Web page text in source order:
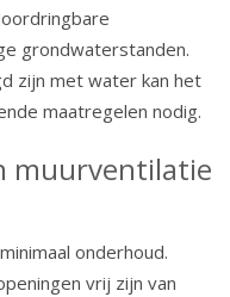
grondwaterstanden.
zijn met water kan het
maatregelen nodig.
muurventilatie
onderhoud.
vrij zijn van